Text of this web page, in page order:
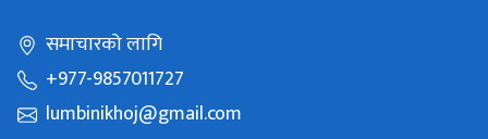
समाचारको लागि
+977-9857011727
lumbinikhoj@gmail.com